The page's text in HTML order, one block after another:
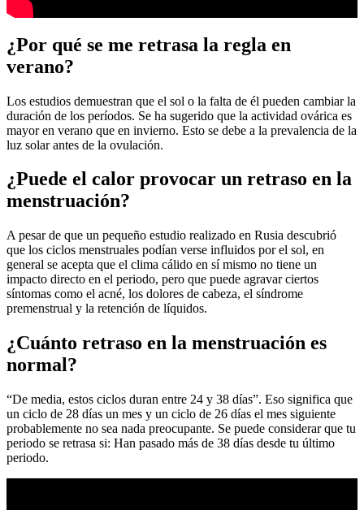
¿Por qué se me retrasa la regla en
verano?
Los estudios demuestran que el sol o la falta de él pueden cambiar la
duración de los períodos. Se ha sugerido que la actividad ovárica es
mayor en verano que en invierno. Esto se debe a la prevalencia de la
luz solar antes de la ovulación.
¿Puede el calor provocar un retraso en la
menstruación?
A pesar de que un pequeño estudio realizado en Rusia descubrió
que los ciclos menstruales podían verse influidos por el sol, en
general se acepta que el clima cálido en sí mismo no tiene un
impacto directo en el periodo, pero que puede agravar ciertos
síntomas como el acné, los dolores de cabeza, el síndrome
premenstrual y la retención de líquidos.
¿Cuánto retraso en la menstruación es
normal?
“De media, estos ciclos duran entre 24 y 38 días”. Eso significa que
un ciclo de 28 días un mes y un ciclo de 26 días el mes siguiente
probablemente no sea nada preocupante. Se puede considerar que tu
periodo se retrasa si: Han pasado más de 38 días desde tu último
periodo.